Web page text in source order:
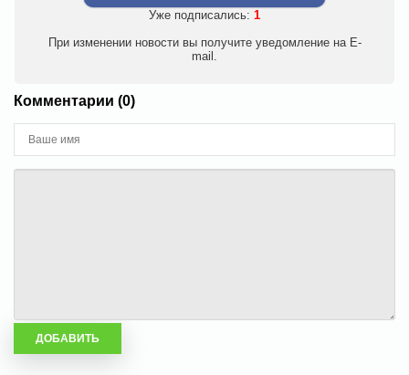
Уже подписались: 1
При изменении новости вы получите уведомление на E-
mail.
Комментарии (0)